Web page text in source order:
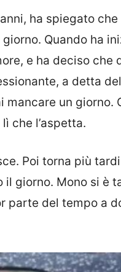
ha spiegato
Quando ha
e ha deciso che
a detta
mancare un giorno.
che l’aspetta.
Poi torna più
giorno. Mono si è
parte del tempo a